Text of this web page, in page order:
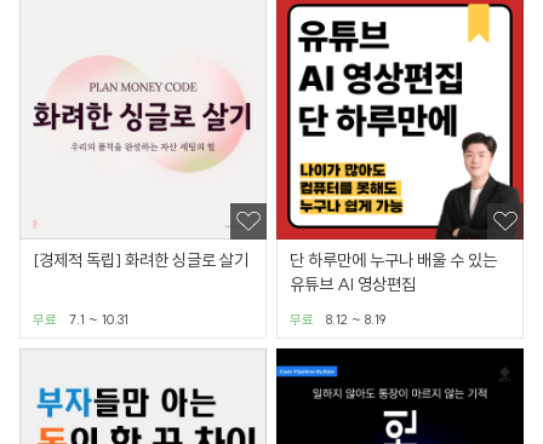
[경제적 독립] 화려한 싱글로 살기
7.1 ~ 10.31
무료
단 하루만에 누구나 배울 수 있는
유튜브 AI 영상편집
8.12 ~ 8.19
무료